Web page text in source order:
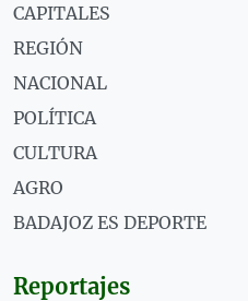
CAPITALES
REGIÓN
NACIONAL
POLÍTICA
CULTURA
AGRO
BADAJOZ ES DEPORTE
Reportajes